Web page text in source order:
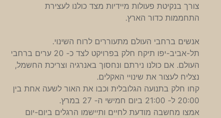
צורך בנקיטת פעולות מיידיות מצד כולנו לעצירת
התחממות כדור הארץ.
אנשים ברחבי העולם מתעוררים לרוח השינוי.
תל-אביב-יפו תיקח חלק בפרויקט לצד כ- 20 ערים ברחבי
העולם. אם כולנו נירתם ונחסוך באנרגיה וצריכת החשמל,
נצליח לעצור את שינויי האקלים.
קחו חלק בתנועה הגלובלית וכבו את האור לשעה אחת בין
20:00 ל- 21:00 ביום חמישי ה- 27 במרץ.
אמצו מחשבה מודעת לחיים ותיישמו הרגלים ביום-יום